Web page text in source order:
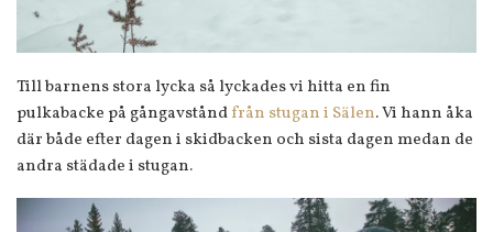
Till barnens stora lycka så lyckades vi hitta en fin
pulkabacke på gångavståndfrån stugan i Sälen. Vi hann åka
där både efter dagen i skidbacken och sista dagen medan de
andra städade i stugan.